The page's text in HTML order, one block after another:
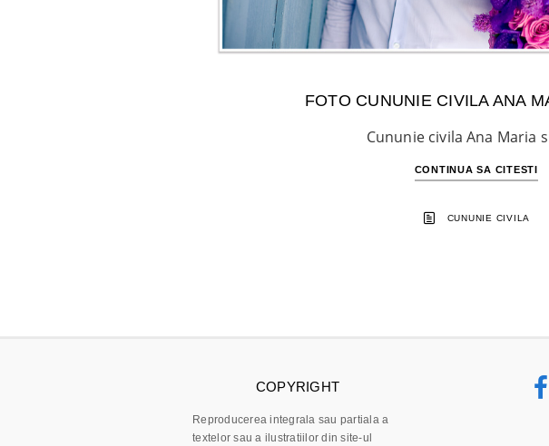
FOTO CUNUNIE CIVILA ANA
Cununie civila Ana Maria
CONTINUA SA CITESTI
CUNUNIE CIVILA
COPYRIGHT
Reproducerea integrala sau partiala a
textelor sau a ilustratiilor din site-ul